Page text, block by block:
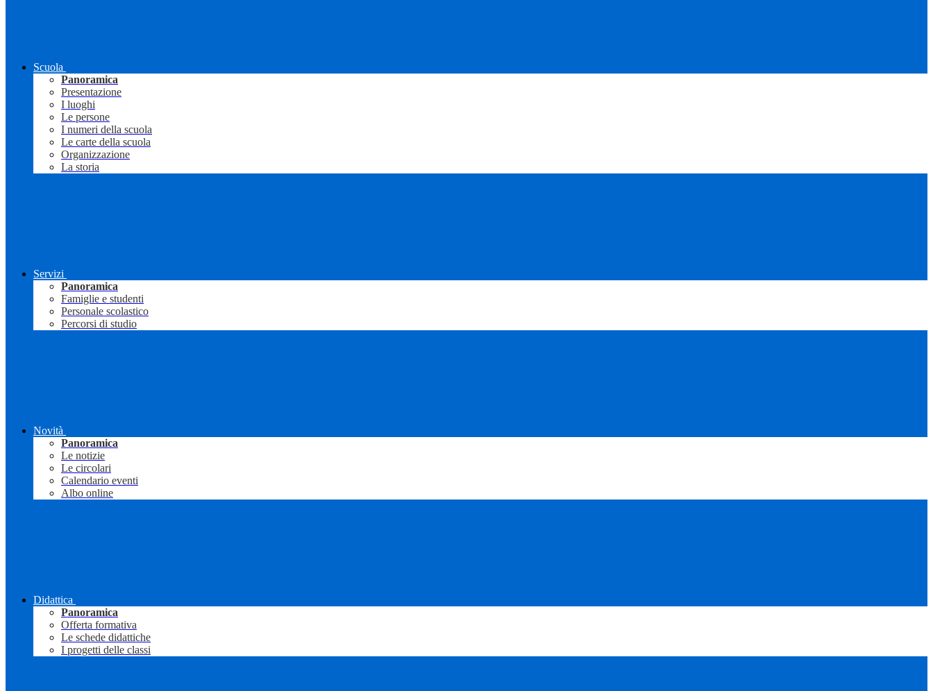
Scuola
Panoramica
Presentazione
I luoghi
Le persone
I numeri della scuola
Le carte della scuola
Organizzazione
La storia
Servizi
Panoramica
Famiglie e studenti
Personale scolastico
Percorsi di studio
Novità
Panoramica
Le notizie
Le circolari
Calendario eventi
Albo online
Didattica
Panoramica
Offerta formativa
Le schede didattiche
I progetti delle classi